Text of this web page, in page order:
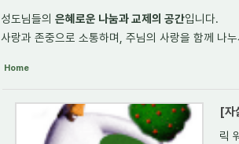
성도님들의 은혜로운 나눔과 교제의 공간입니다.
사랑과 존중으로 소통하며, 주님의 사랑을 함께 나
Home
[자
릭